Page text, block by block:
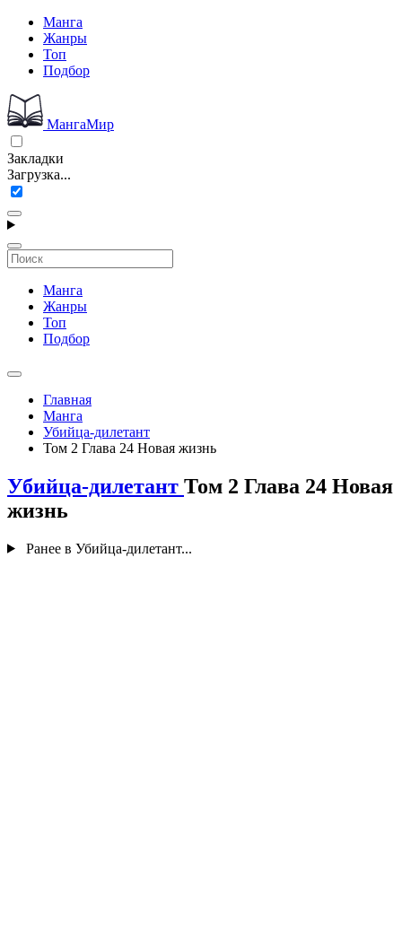
Манга
Жанры
Топ
Подбор
МангаМир
Закладки
Загрузка...
Манга
Жанры
Топ
Подбор
Главная
Манга
Убийца-дилетант
Том 2 Глава 24 Новая жизнь
Убийца-дилетант Том 2 Глава 24 Новая
жизнь
Ранее в Убийца-дилетант...